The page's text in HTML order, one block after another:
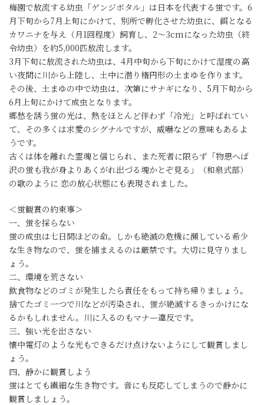
梅園で放流する幼虫「ゲンジボタル」は日本を代表する蛍です。6
月下旬から7月上旬にかけて、別所で孵化させた幼虫に、餌となる
カワニナを与え（月1回程度）飼育し、2～3cmになった幼虫（終
令幼虫）を約5,000匹放流します。
3月下旬に放流された幼虫は、4月中旬から下旬にかけて湿度の高
い夜間に川から上陸し、土中に潜り楕円形の土まゆを作ります。
その後、土まゆの中で幼虫は、次第にサナギになり、5月下旬から
6月上旬にかけて成虫となります。
郷愁を誘う蛍の光は、熱をほとんど伴わず「冷光」と呼ばれてい
て、その多くは求愛のシグナルですが、威嚇などの意味もあるよ
うです。
古くは体を離れた霊魂と信じられ、また死者に限らず「物思へば
沢の蛍も我が身よりあくがれ出づる魂かとぞ見る」（和泉式部）
の歌のように 恋の放心状態にも表現されました。
＜蛍観賞の約束事＞
一、蛍を採らない
蛍の成虫は七日間ほどの命。しかも絶滅の危機に瀕している希少
な生き物なので、蛍を捕まえるのは厳禁です。大切に見守りまし
ょう。
二、環境を荒さない
飲食物などのゴミが発生したら責任をもって持ち帰りましょう。
捨てたゴミ一つで川などが汚染され、蛍が絶滅するきっかけにな
るかもしれません。川に入るのもマナー違反です。
三、強い光を出さない
懐中電灯のような光もできるだけ点けないようにして観賞しまし
ょう。
四、静かに観賞しよう
蛍はとても繊細な生き物です。音にも反応してしまうので静かに
観賞しましょう。